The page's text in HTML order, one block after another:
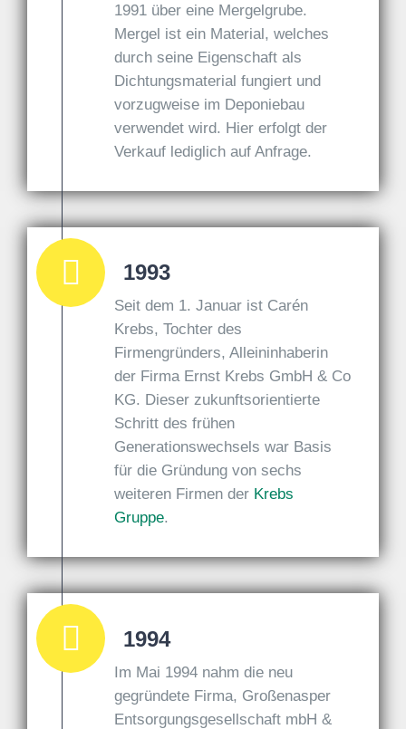
1991 über eine Mergelgrube.
Mergel ist ein Material, welches
durch seine Eigenschaft als
Dichtungsmaterial fungiert und
vorzugweise im Deponiebau
verwendet wird. Hier erfolgt der
Verkauf lediglich auf Anfrage.
1993
Seit dem 1. Januar ist Carén
Krebs, Tochter des
Firmengründers, Alleininhaberin
der Firma Ernst Krebs GmbH & Co
KG. Dieser zukunftsorientierte
Schritt des frühen
Generationswechsels war Basis
für die Gründung von sechs
weiteren Firmen der Krebs
Gruppe.
1994
Im Mai 1994 nahm die neu
gegründete Firma, Großenasper
Entsorgungsgesellschaft mbH &